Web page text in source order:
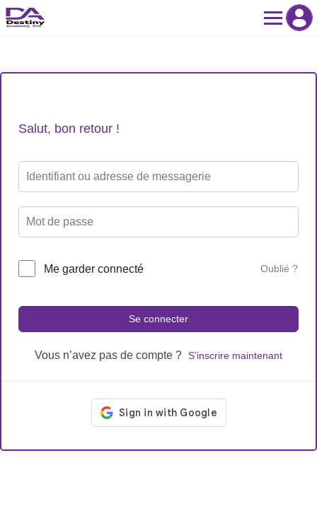
Skip
to
Salut, bon retour !
Me garder connecté Oublié ?
Se connecter
Vous n’avez pas de compte ? S’inscrire maintenant